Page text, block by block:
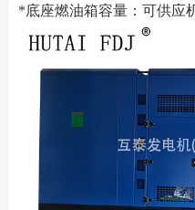
*底座燃油箱容量：可供应